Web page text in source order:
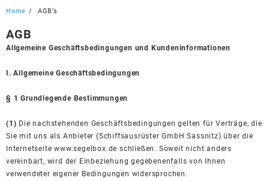
Home AGB’s
AGB
Allgemeine Geschäftsbedingungen und Kundeninformationen
I. Allgemeine Geschäftsbedingungen
§ 1 Grundlegende Bestimmungen
(1) Die nachstehenden Geschäftsbedingungen gelten für Verträge, die
Sie mit uns als Anbieter (Schiffsausrüster GmbH Sassnitz) über die
Internetseite www.segelbox.de schließen. Soweit nicht anders
vereinbart, wird der Einbeziehung gegebenenfalls von Ihnen
verwendeter eigener Bedingungen widersprochen.